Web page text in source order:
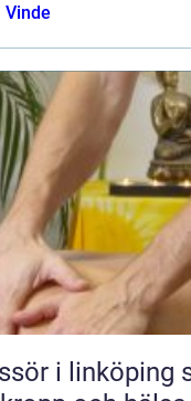
Vinde
så hittar du rätt behandling